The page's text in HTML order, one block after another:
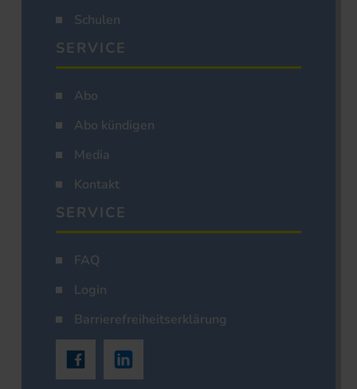
Schulen
SERVICE
Abo
Abo kündigen
Media
Kontakt
SERVICE
FAQ
Login
Barrierefreiheitserklärung